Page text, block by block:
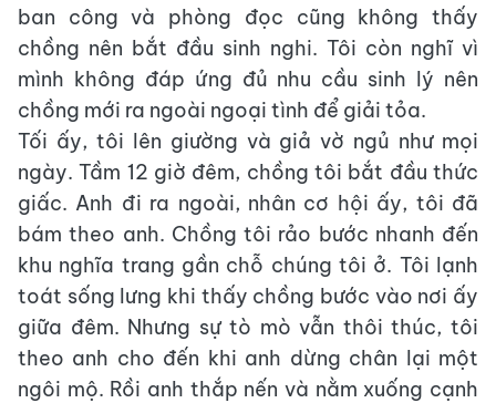
ban công và phòng đọc cũng không thấy
chồng nên bắt đầu sinh nghi. Tôi còn nghĩ vì
mình không đáp ứng đủ nhu cầu sinh lý nên
chồng mới ra ngoài ngoại tình để giải tỏa.
Tối ấy, tôi lên giường và giả vờ ngủ như mọi
ngày. Tầm 12 giờ đêm, chồng tôi bắt đầu thức
giấc. Anh đi ra ngoài, nhân cơ hội ấy, tôi đã
bám theo anh. Chồng tôi rảo bước nhanh đến
khu nghĩa trang gần chỗ chúng tôi ở. Tôi lạnh
toát sống lưng khi thấy chồng bước vào nơi ấy
giữa đêm. Nhưng sự tò mò vẫn thôi thúc, tôi
theo anh cho đến khi anh dừng chân lại một
ngôi mộ. Rồi anh thắp nến và nằm xuống cạnh